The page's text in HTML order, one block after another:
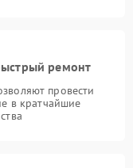
ремонт
провести
в кратчайшие